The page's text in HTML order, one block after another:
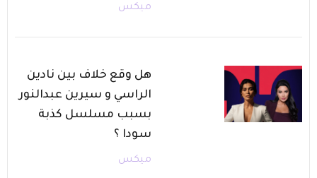
ميكس
هل وقع خلاف بين نادين
الراسي و سيرين عبدالنور
بسبب مسلسل كذبة
سودا ؟
ميكس